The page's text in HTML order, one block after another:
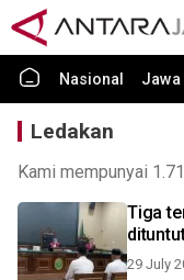
Nasional Jawa
Ledakan
Kami mempunyai
Tiga
29 July